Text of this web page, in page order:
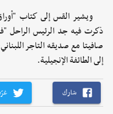
ويشير القس إلى كتاب
ذكرت فيه جد الرئيس الراحل
صافيتا مع صديقه التاجر
إلى الطائفة الإنجيلية.
شارك